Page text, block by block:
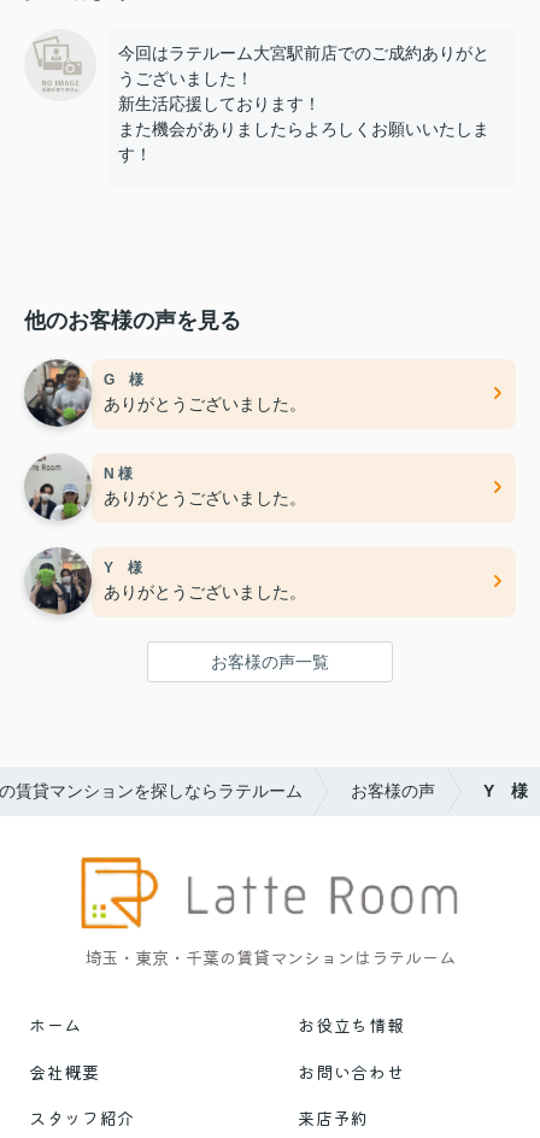
今回はラテルーム大宮駅前店でのご成約ありがと
うございました！
新生活応援しております！
また機会がありましたらよろしくお願いいたしま
す！
他のお客様の声を見る
G 様
ありがとうございました。
N 様
ありがとうございました。
Y 様
ありがとうございました。
お客様の声一覧
賃貸マンションを探しならラテルーム お客様の声 Y 様
埼玉・東京・千葉の賃貸マンションはラテルーム
ホーム
お役立ち情報
会社概要
お問い合わせ
スタッフ紹介
来店予約